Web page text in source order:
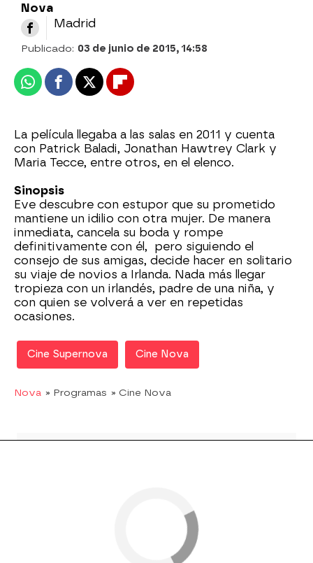
Nova
Madrid
Publicado: 03 de junio de 2015, 14:58
WhatsappFacebook
X Flipboard
La película llegaba a las salas en 2011 y cuenta
con Patrick Baladi, Jonathan Hawtrey Clark y
Maria Tecce, entre otros, en el elenco.
Sinopsis
Eve descubre con estupor que su prometido
mantiene un idilio con otra mujer. De manera
inmediata, cancela su boda y rompe
definitivamente con él, pero siguiendo el
consejo de sus amigas, decide hacer en solitario
su viaje de novios a Irlanda. Nada más llegar
tropieza con un irlandés, padre de una niña, y
con quien se volverá a ver en repetidas
ocasiones.
Cine Supernova Cine Nova
Nova » Programas » Cine Nova